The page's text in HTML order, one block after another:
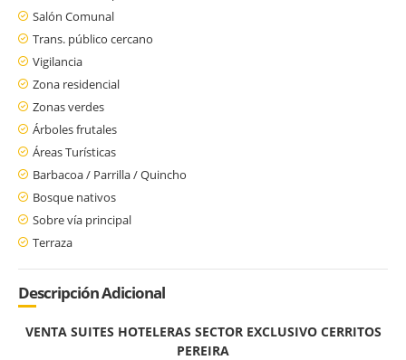
Salón Comunal
Trans. público cercano
Vigilancia
Zona residencial
Zonas verdes
Árboles frutales
Áreas Turísticas
Barbacoa / Parrilla / Quincho
Bosque nativos
Sobre vía principal
Terraza
Descripción Adicional
VENTA SUITES HOTELERAS SECTOR EXCLUSIVO CERRITOS
PEREIRA